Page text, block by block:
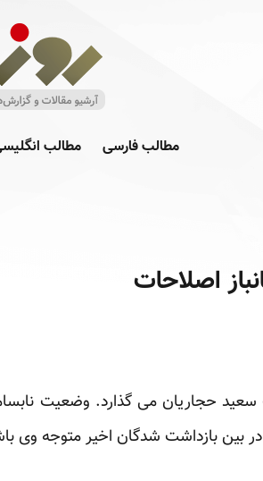
مطالب فارسی مطالب
اصلاحات
سعید حجاریان می گذارد. وضعیت
بین بازداشت شدگان اخیر متوجه وی